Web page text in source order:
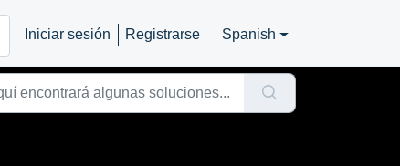
Iniciar sesión Registrarse Spanish